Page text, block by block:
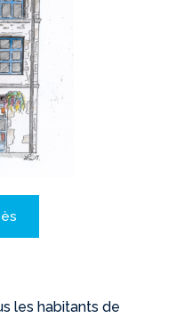
les habitants de